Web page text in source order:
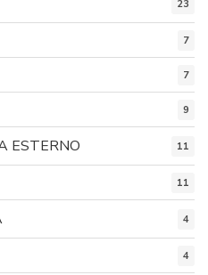
23
7
7
9
ESTERNO 11
11
4
4